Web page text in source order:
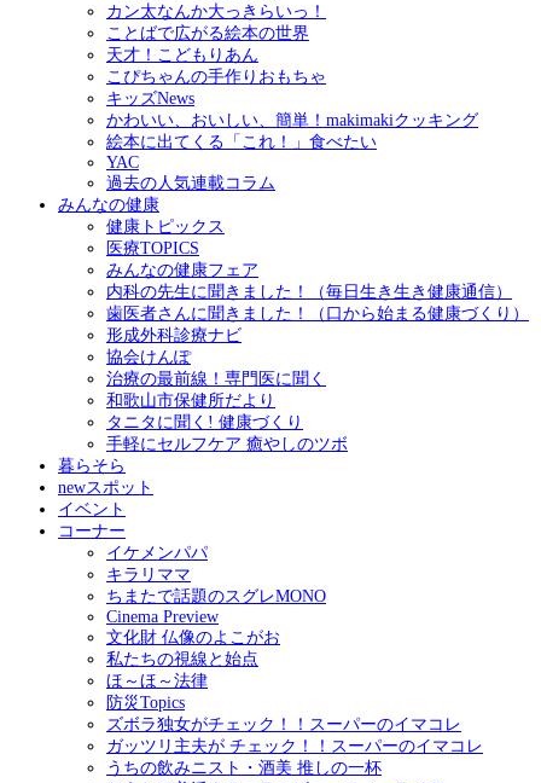
カン太なんか大っきらいっ！
ことばで広がる絵本の世界
天才！こどもりあん
こぴちゃんの手作りおもちゃ
キッズNews
かわいい、おいしい、簡単！makimakiクッキング
絵本に出てくる「これ！」食べたい
YAC
過去の人気連載コラム
みんなの健康
健康トピックス
医療TOPICS
みんなの健康フェア
内科の先生に聞きました！（毎日生き生き健康通信）
歯医者さんに聞きました！（口から始まる健康づくり）
形成外科診療ナビ
協会けんぽ
治療の最前線！専門医に聞く
和歌山市保健所だより
タニタに聞く! 健康づくり
手軽にセルフケア 癒やしのツボ
暮らそら
newスポット
イベント
コーナー
イケメンパパ
キラリママ
ちまたで話題のスグレMONO
Cinema Preview
文化財 仏像のよこがお
私たちの視線と始点
ほ～ほ～法律
防災Topics
ズボラ独女がチェック！！スーパーのイマコレ
ガッツリ主夫が チェック！！スーパーのイマコレ
うちの飲みニスト・酒美 推しの一杯